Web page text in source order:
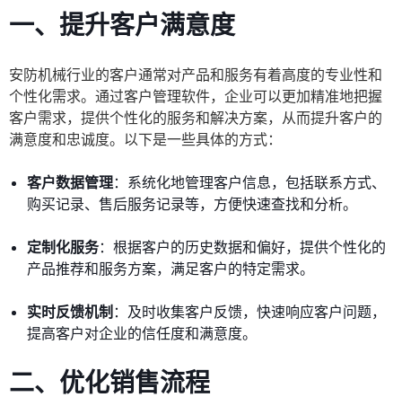
一、提升客户满意度
安防机械行业的客户通常对产品和服务有着高度的专业性和
个性化需求。通过客户管理软件，企业可以更加精准地把握
客户需求，提供个性化的服务和解决方案，从而提升客户的
满意度和忠诚度。以下是一些具体的方式：
客户数据管理：系统化地管理客户信息，包括联系方式、
购买记录、售后服务记录等，方便快速查找和分析。
定制化服务：根据客户的历史数据和偏好，提供个性化的
产品推荐和服务方案，满足客户的特定需求。
实时反馈机制 ：及时收集客户反馈，快速响应客户问题，
提高客户对企业的信任度和满意度。
二、优化销售流程